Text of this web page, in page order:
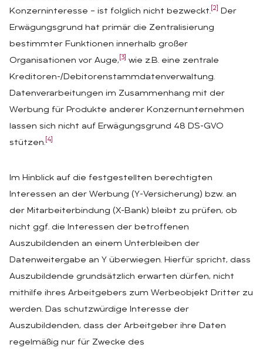
Konzerninteresse – ist folglich nicht bezweckt. [2]
Der
Erwägungsgrund hat primär die Zentralisierung
bestimmter Funktionen innerhalb großer
Organisationen vor Auge, [3]
wie z.B. eine zentrale
Kreditoren-/Debitorenstammdatenverwaltung.
Datenverarbeitungen im Zusammenhang mit der
Werbung für Produkte anderer Konzernunternehmen
lassen sich nicht auf Erwägungsgrund 48 DS-GVO
stützen. [4]
Im Hinblick auf die festgestellten berechtigten
Interessen an der Werbung (Y-Versicherung) bzw. an
der Mitarbeiterbindung (X-Bank) bleibt zu prüfen, ob
nicht ggf. die Interessen der betroffenen
Auszubildenden an einem Unterbleiben der
Datenweitergabe an Y überwiegen. Hierfür spricht, dass
Auszubildende grundsätzlich erwarten dürfen, nicht
mithilfe ihres Arbeitgebers zum Werbeobjekt Dritter zu
werden. Das schutzwürdige Interesse der
Auszubildenden, dass der Arbeitgeber ihre Daten
regelmäßig nur für Zwecke des